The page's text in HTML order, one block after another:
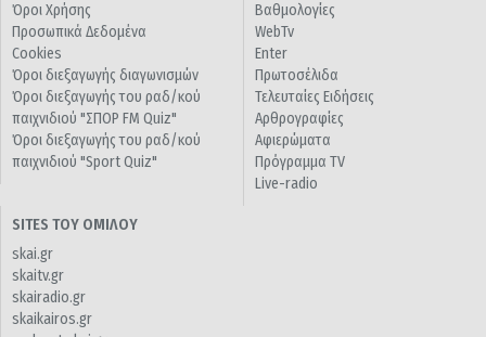
Όροι Χρήσης
Προσωπικά Δεδομένα
Cookies
Όροι διεξαγωγής διαγωνισμών
Όροι διεξαγωγής του ραδ/κού
παιχνιδιού "ΣΠΟΡ FM Quiz"
Όροι διεξαγωγής του ραδ/κού
παιχνιδιού "Sport Quiz"
Βαθμολογίες
WebTv
Enter
Πρωτοσέλιδα
Τελευταίες Ειδήσεις
Αρθρογραφίες
Αφιερώματα
Πρόγραμμα TV
Live-radio
SITES ΤΟΥ ΟΜΙΛΟΥ
skai.gr
skaitv.gr
skairadio.gr
skaikairos.gr